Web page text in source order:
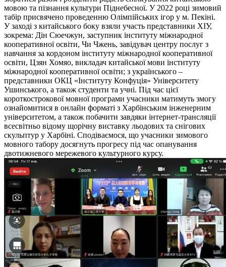
мовою та пізнання культури Піднебесної. У 2022 році зимовий
табір присвячено проведенню Олімпійських ігор у м. Пекіні.
У заході з китайського боку взяли участь представники ХІУ,
зокрема: Дін Сюечжун, заступник інституту міжнародної
кооперативної освіти, Чи Чжень, завідувач центру послуг з
навчання за кордоном інституту міжнародної кооперативної
освіти, Цзян Хомяо, викладач китайської мови інституту
міжнародної кооперативної освіти; з українського –
представники ОКЦ «Інституту Конфуція» Університету
Ушинського, а також студенти та учні. Під час цієї
короткострокової мовної програми учасники матимуть змогу
ознайомитися в онлайн форматі з Харбінським інженерним
університетом, а також побачити завдяки інтернет-трансляції
всесвітньо відому щорічну виставку льодових та снігових
скульптур у Харбіні. Сподіваємося, що учасники зимового
мовного табору досягнуть прогресу під час опанування
двотижневого мережевого культурного курсу.